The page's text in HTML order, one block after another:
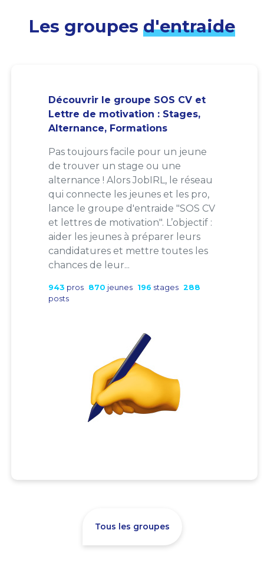
Les groupes d'entraide
Découvrir le groupe SOS CV et
Lettre de motivation : Stages,
Alternance, Formations
Pas toujours facile pour un jeune
de trouver un stage ou une
alternance ! Alors JobIRL, le réseau
qui connecte les jeunes et les pro,
lance le groupe d'entraide "SOS CV
et lettres de motivation". L’objectif :
aider les jeunes à préparer leurs
candidatures et mettre toutes les
chances de leur...
943 pros 870 jeunes 196 stages 288
posts
Tous les groupes